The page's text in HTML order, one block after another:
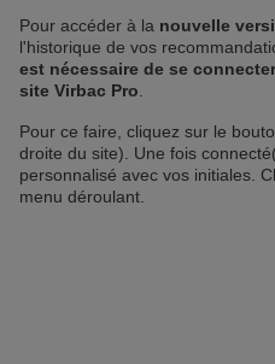
Pour accéder à la nouvelle
l'historique de vos
est nécessaire de se
site Virbac Pro
Pour ce faire, cliquez sur le
droite du site). Une fois
personnalisé avec vos initiales.
menu déroulant.